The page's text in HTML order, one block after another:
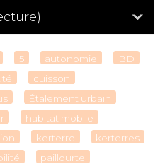
5 autonomie
BD
cuisson
Étalement urbain
habitat mobile
kerterre
kerterres
paillourte